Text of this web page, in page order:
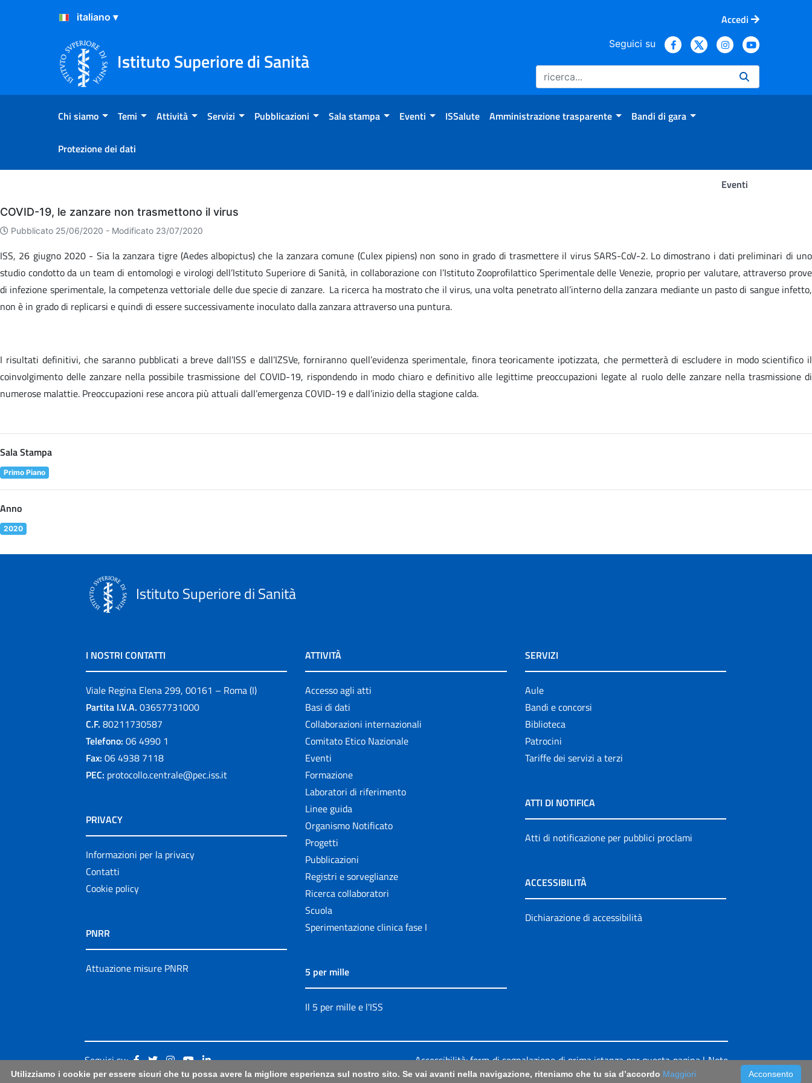
Salta al Contenuto
Salta al Footer
Accedi
Istituto Superiore di Sanità
Seguici su
Chi siamo Temi Attività Servizi Pubblicazioni Sala stampa Eventi ISSalute Amministrazione trasparente Bandi di gara
Protezione dei dati
Eventi
Eventi
COVID-19, le zanzare non trasmettono il virus
Pubblicato 25/06/2020 - Modificato 23/07/2020
ISS, 26 giugno 2020 - Sia la zanzara tigre (Aedes albopictus) che la zanzara comune (Culex pipiens) non sono in grado di trasmettere il virus SARS-CoV-2. Lo dimostrano i dati preliminari di uno
studio condotto da un team di entomologi e virologi dell’Istituto Superiore di Sanità, in collaborazione con l’Istituto Zooprofilattico Sperimentale delle Venezie, proprio per valutare, attraverso prove
di infezione sperimentale, la competenza vettoriale delle due specie di zanzare. La ricerca ha mostrato che il virus, una volta penetrato all’interno della zanzara mediante un pasto di sangue infetto,
non è in grado di replicarsi e quindi di essere successivamente inoculato dalla zanzara attraverso una puntura.
I risultati definitivi, che saranno pubblicati a breve dall’ISS e dall’IZSVe, forniranno quell’evidenza sperimentale, finora teoricamente ipotizzata, che permetterà di escludere in modo scientifico il
coinvolgimento delle zanzare nella possibile trasmissione del COVID-19, rispondendo in modo chiaro e definitivo alle legittime preoccupazioni legate al ruolo delle zanzare nella trasmissione di
numerose malattie. Preoccupazioni rese ancora più attuali dall’emergenza COVID-19 e dall’inizio della stagione calda.
Sala Stampa
Primo Piano
Anno
2020
Istituto Superiore di Sanità
I NOSTRI CONTATTI
Viale Regina Elena 299, 00161 – Roma (I)
Partita I.V.A. 03657731000
C.F. 80211730587
Telefono: 06 4990 1
Fax: 06 4938 7118
PEC: protocollo.centrale@pec.iss.it
PRIVACY
Informazioni per la privacy
Contatti
Cookie policy
PNRR
Attuazione misure PNRR
ATTIVITÀ
Accesso agli atti
Basi di dati
Collaborazioni internazionali
Comitato Etico Nazionale
Eventi
Formazione
Laboratori di riferimento
Linee guida
Organismo Notificato
Progetti
Pubblicazioni
Registri e sorveglianze
Ricerca collaboratori
Scuola
Sperimentazione clinica fase I
5 per mille
Il 5 per mille e l'ISS
SERVIZI
Aule
Bandi e concorsi
Biblioteca
Patrocini
Tariffe dei servizi a terzi
ATTI DI NOTIFICA
Atti di notificazione per pubblici proclami
ACCESSIBILITÀ
Dichiarazione di accessibilità
Seguici su: Accessibilità: form di segnalazione di prima istanza per questa pagina|Note
Legali|Sitemap Acconsento
Utilizziamo i cookie per essere sicuri che tu possa avere la migliore esperienza sul nostro sito. Se vai avanti nella navigazione, riteniamo che tu sia d’accordo Maggiori